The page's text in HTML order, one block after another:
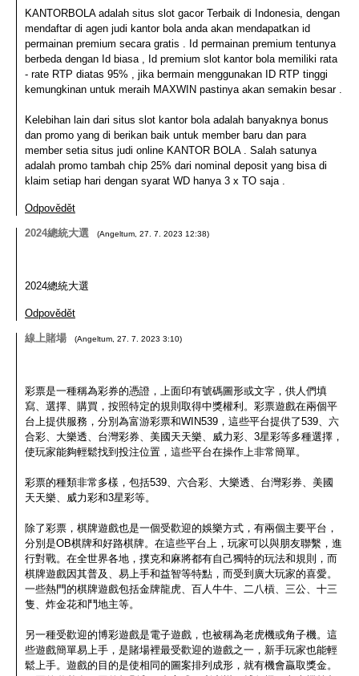
KANTORBOLA adalah situs slot gacor Terbaik di Indonesia, dengan
mendaftar di agen judi kantor bola anda akan mendapatkan id
permainan premium secara gratis . Id permainan premium tentunya
berbeda dengan Id biasa , Id premium slot kantor bola memiliki rata
- rate RTP diatas 95% , jika bermain menggunakan ID RTP tinggi
kemungkinan untuk meraih MAXWIN pastinya akan semakin besar .
Kelebihan lain dari situs slot kantor bola adalah banyaknya bonus
dan promo yang di berikan baik untuk member baru dan para
member setia situs judi online KANTOR BOLA . Salah satunya
adalah promo tambah chip 25% dari nominal deposit yang bisa di
klaim setiap hari dengan syarat WD hanya 3 x TO saja .
Odpovědět
2024總統大選 (Angeltum 27. 7. 2023 12:38)
2024總統大選
Odpovědět
線上賭場 (Angeltum 27. 7. 2023 3:10)
彩票是一種稱為彩券的憑證，上面印有號碼圖形或文字，供人們填
寫、選擇、購買，按照特定的規則取得中獎權利。彩票遊戲在兩個平
台上提供服務，分別為富游彩票和WIN539，這些平台提供了539、六
合彩、大樂透、台灣彩券、美國天天樂、威力彩、3星彩等多種選擇，
使玩家能夠輕鬆找到投注位置，這些平台在操作上非常簡單。
彩票的種類非常多樣，包括539、六合彩、大樂透、台灣彩券、美國
天天樂、威力彩和3星彩等。
除了彩票，棋牌遊戲也是一個受歡迎的娛樂方式，有兩個主要平台，
分別是OB棋牌和好路棋牌。在這些平台上，玩家可以與朋友聯繫，進
行對戰。在全世界各地，撲克和麻將都有自己獨特的玩法和規則，而
棋牌遊戲因其普及、易上手和益智等特點，而受到廣大玩家的喜愛。
一些熱門的棋牌遊戲包括金牌龍虎、百人牛牛、二八槓、三公、十三
隻、炸金花和鬥地主等。
另一種受歡迎的博彩遊戲是電子遊戲，也被稱為老虎機或角子機。這
些遊戲簡單易上手，是賭場裡最受歡迎的遊戲之一，新手玩家也能輕
鬆上手。遊戲的目的是使相同的圖案排列成形，就有機會贏取獎金。